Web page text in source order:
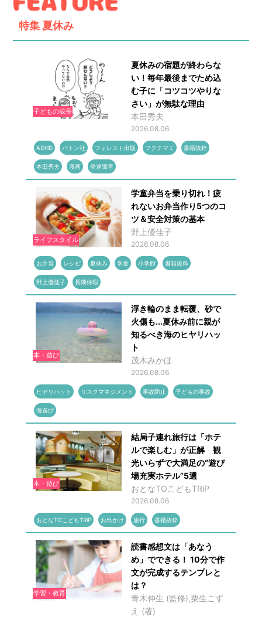
特集 夏休み
子どもの成長
夏休みの宿題が終わらな
い！毎年最後までため込
む子に「コツコツやりな
さい」が無駄な理由
本田秀夫
2026.08.06
ADHD バトン社 フォレスト出版 フクチマミ 書籍抜粋
本田秀夫 漫画 発達障害
ライフスタイル
学童弁当を乗り切れ！疲
れないお弁当作り5つのコ
ツ＆安全対策の基本
野上優佳子
2026.08.06
お弁当 レシピ 夏休み 学童 小学館 書籍抜粋
野上優佳子 長期休暇
本・遊び
浮き輪のまま転覆、砂で
火傷も...夏休み前に親が
知るべき海のヒヤリハッ
ト
茂木みかほ
2026.08.06
ヒヤリハット リスクマネジメント 事故防止 子どもの事故
海遊び
本・遊び
結局子連れ旅行は「ホテ
ルで楽しむ」が正解 観
光いらずで大満足の“遊び
場充実ホテル”5選
おとなTOこどもTRiP
2026.08.06
おとなTOこどもTRiP お出かけ 旅行 書籍抜粋
学習・教育
読書感想文は「あなう
め」でできる！ 10分で作
文が完成するテンプレと
は？
青木伸生 (監修),粟生こず
え (著)